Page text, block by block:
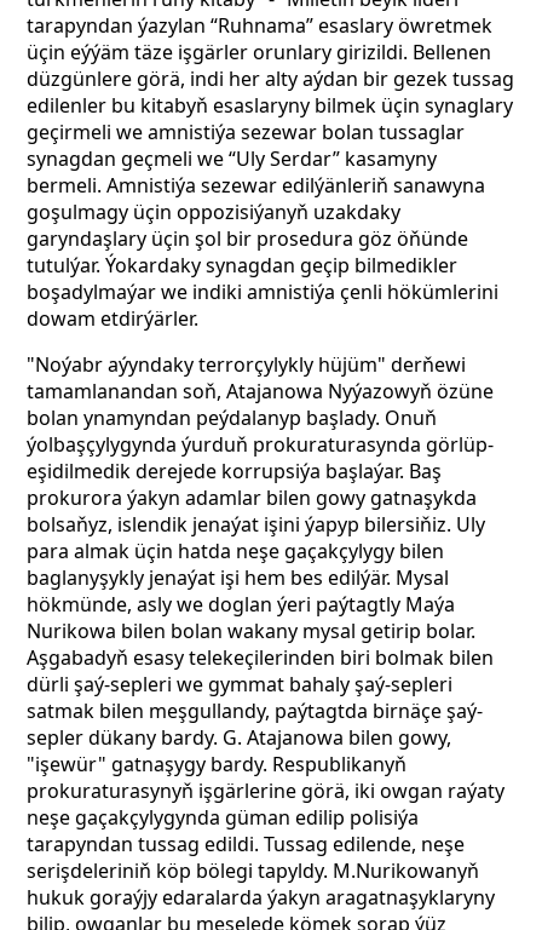
tarapyndan ýazylan “Ruhnama” esaslary öwretmek
üçin eýýäm täze işgärler orunlary girizildi. Bellenen
düzgünlere görä, indi her alty aýdan bir gezek tussag
edilenler bu kitabyň esaslaryny bilmek üçin synaglary
geçirmeli we amnistiýa sezewar bolan tussaglar
synagdan geçmeli we “Uly Serdar” kasamyny
bermeli. Amnistiýa sezewar edilýänleriň sanawyna
goşulmagy üçin oppozisiýanyň uzakdaky
garyndaşlary üçin şol bir prosedura göz öňünde
tutulýar. Ýokardaky synagdan geçip bilmedikler
boşadylmaýar we indiki amnistiýa çenli hökümlerini
dowam etdirýärler.
"Noýabr aýyndaky terrorçylykly hüjüm" derňewi
tamamlanandan soň, Atajanowa Nyýazowyň özüne
bolan ynamyndan peýdalanyp başlady. Onuň
ýolbaşçylygynda ýurduň prokuraturasynda görlüp-
eşidilmedik derejede korrupsiýa başlaýar. Baş
prokurora ýakyn adamlar bilen gowy gatnaşykda
bolsaňyz, islendik jenaýat işini ýapyp bilersiňiz. Uly
para almak üçin hatda neşe gaçakçylygy bilen
baglanyşykly jenaýat işi hem bes edilýär. Mysal
hökmünde, asly we doglan ýeri paýtagtly Maýa
Nurikowa bilen bolan wakany mysal getirip bolar.
Aşgabadyň esasy telekeçilerinden biri bolmak bilen
dürli şaý-sepleri we gymmat bahaly şaý-sepleri
satmak bilen meşgullandy, paýtagtda birnäçe şaý-
sepler dükany bardy. G. Atajanowa bilen gowy,
"işewür" gatnaşygy bardy. Respublikanyň
prokuraturasynyň işgärlerine görä, iki owgan raýaty
neşe gaçakçylygynda güman edilip polisiýa
tarapyndan tussag edildi. Tussag edilende, neşe
serişdeleriniň köp bölegi tapyldy. M.Nurikowanyň
hukuk goraýjy edaralarda ýakyn aragatnaşyklaryny
bilip, owganlar bu meselede kömek sorap ýüz